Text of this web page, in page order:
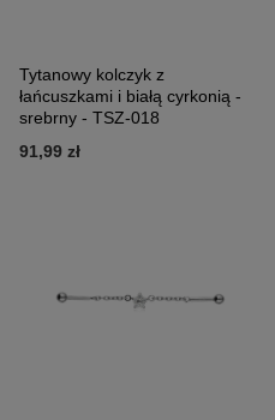
Tytanowy kolczyk z
łańcuszkami i białą cyrkonią -
srebrny - TSZ-018
91,99 zł